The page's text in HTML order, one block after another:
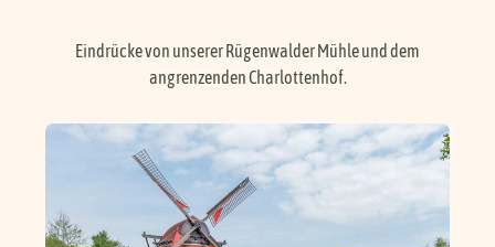
Eindrücke von unserer Rügenwalder Mühle und dem
angrenzenden Charlottenhof.